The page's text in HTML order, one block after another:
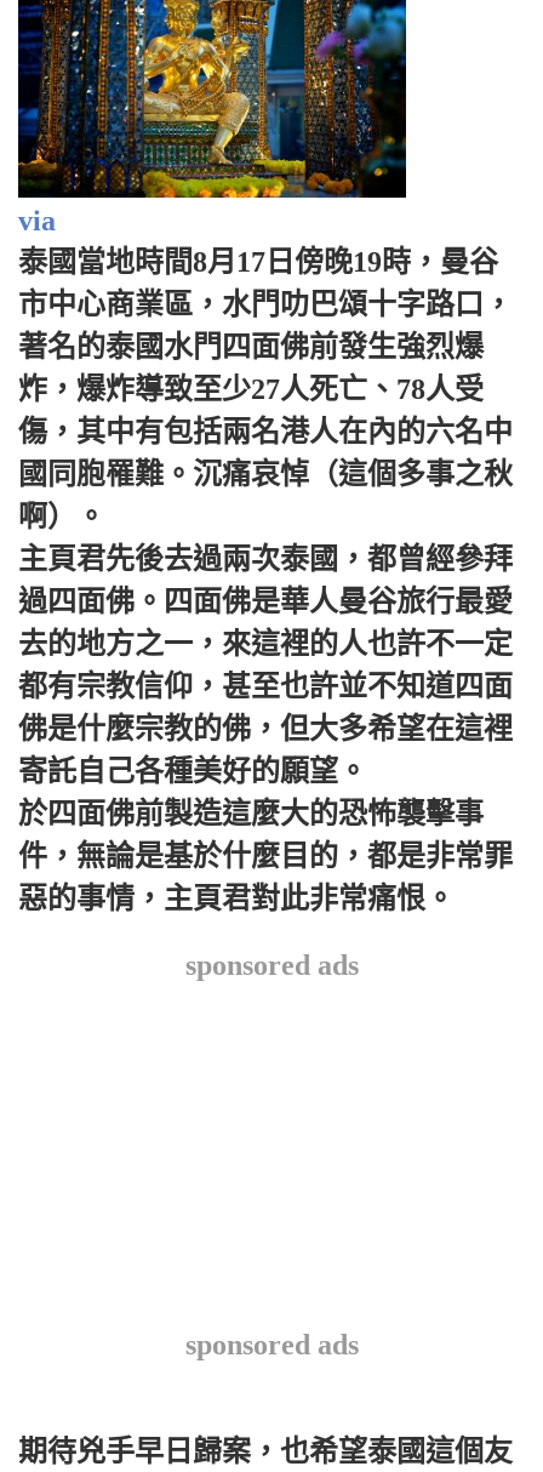
via
泰國當地時間8月17日傍晚19時，曼谷
市中心商業區，水門叻巴頌十字路口，
著名的泰國水門四面佛前發生強烈爆
炸，爆炸導致至少27人死亡、78人受
傷，其中有包括兩名港人在內的六名中
國同胞罹難。沉痛哀悼（這個多事之秋
啊）。
主頁君先後去過兩次泰國，都曾經參拜
過四面佛。四面佛是華人曼谷旅行最愛
去的地方之一，來這裡的人也許不一定
都有宗教信仰，甚至也許並不知道四面
佛是什麼宗教的佛，但大多希望在這裡
寄託自己各種美好的願望。
於四面佛前製造這麼大的恐怖襲擊事
件，無論是基於什麼目的，都是非常罪
惡的事情，主頁君對此非常痛恨。
sponsored ads
sponsored ads
期待兇手早日歸案，也希望泰國這個友